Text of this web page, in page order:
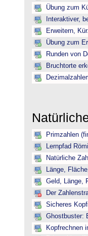
Übung zum
Interaktiver,
Erweitern,
Übung zum
Runden von
Bruchtorte
Primzahlen
Lernpfad
Natürliche
Länge,
Geld, Länge,
Der
Sicheres
Ghostbuster:
Kopfrechnen